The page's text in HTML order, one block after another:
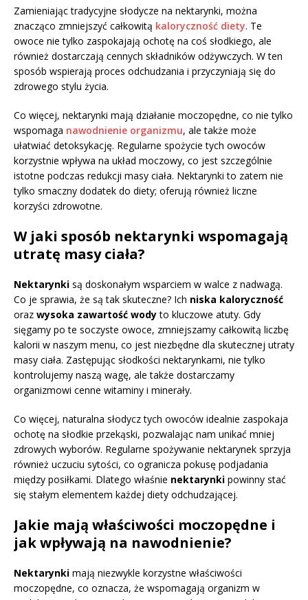
Zamieniając tradycyjne słodycze na nektarynki, można
znacząco zmniejszyć całkowitą kaloryczność diety. Te
owoce nie tylko zaspokajają ochotę na coś słodkiego, ale
również dostarczają cennych składników odżywczych. W ten
sposób wspierają proces odchudzania i przyczyniają się do
zdrowego stylu życia.
Co więcej, nektarynki mają działanie moczopędne, co nie tylko
wspomaga nawodnienie organizmu, ale także może
ułatwiać detoksykację. Regularne spożycie tych owoców
korzystnie wpływa na układ moczowy, co jest szczególnie
istotne podczas redukcji masy ciała. Nektarynki to zatem nie
tylko smaczny dodatek do diety; oferują również liczne
korzyści zdrowotne.
W jaki sposób nektarynki wspomagają
utratę masy ciała?
Nektarynki są doskonałym wsparciem w walce z nadwagą.
Co je sprawia, że są tak skuteczne? Ich niska kaloryczność
oraz wysoka zawartość wodyto kluczowe atuty. Gdy
sięgamy po te soczyste owoce, zmniejszamy całkowitą liczbę
kalorii w naszym menu, co jest niezbędne dla skutecznej utraty
masy ciała. Zastępując słodkości nektarynkami, nie tylko
kontrolujemy naszą wagę, ale także dostarczamy
organizmowi cenne witaminy i minerały.
Co więcej, naturalna słodycz tych owoców idealnie zaspokaja
ochotę na słodkie przekąski, pozwalając nam unikać mniej
zdrowych wyborów. Regularne spożywanie nektarynek sprzyja
również uczuciu sytości, co ogranicza pokusę podjadania
między posiłkami. Dlatego właśnie nektarynki powinny stać
się stałym elementem każdej diety odchudzającej.
Jakie mają właściwości moczopędne i
jak wpływają na nawodnienie?
Nektarynki mają niezwykle korzystne właściwości
moczopędne, co oznacza, że wspomagają organizm w